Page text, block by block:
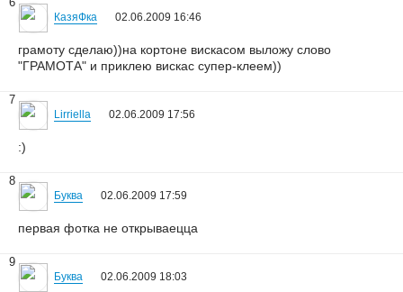
КазяФка 02.06.2009 16:46
грамоту сделаю))на кортоне вискасом выложу слово
"ГРАМОТА" и приклею вискас супер-клеем))
7
Lirriella 02.06.2009 17:56
:)
8
Буква 02.06.2009 17:59
первая фотка не открываецца
9
Буква 02.06.2009 18:03